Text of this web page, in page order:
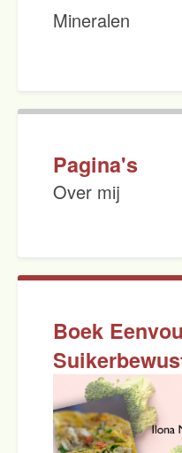
Mineralen
Pagina's
Over mij
Boek